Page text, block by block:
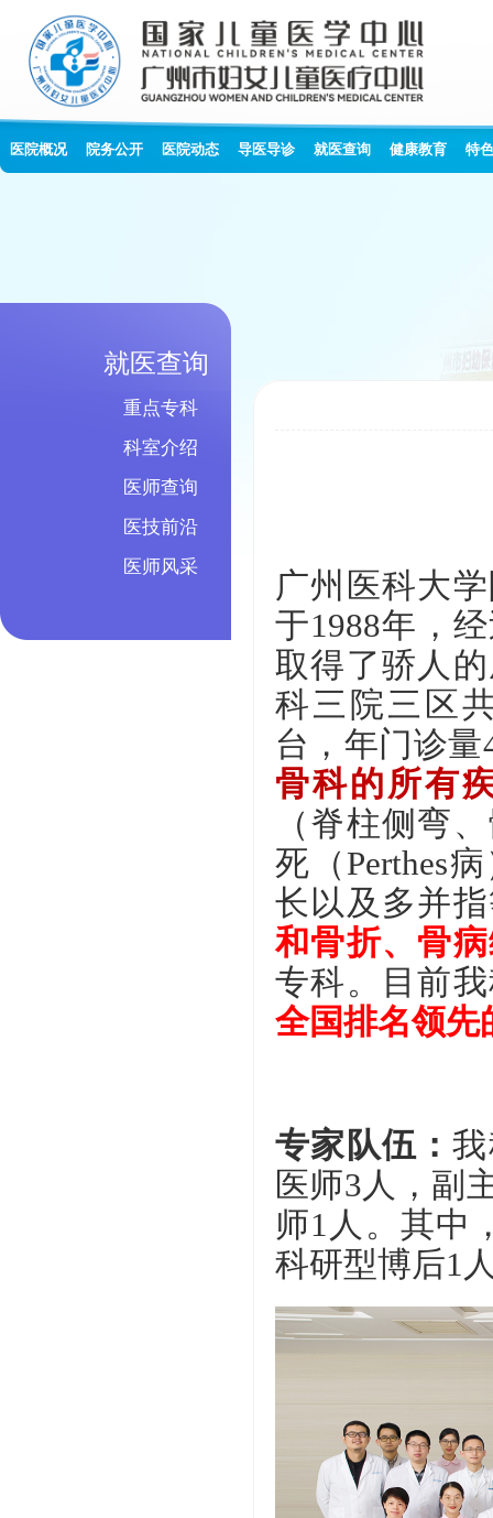
医院概况 院务公开 医院动态 导医导诊 就医查询 健康教育 特
就医查询
重点专科
科室介绍
医师查询
医技前沿
医师风采
广州医科大
于1988年，
取得了骄人
科三院三区
台，年门诊量
骨科的所有
（脊柱侧弯
死（Perthes
长以及多并
和骨折、骨
专科。目前
全国排名领先
专家队伍：
医师3人，副
师1人。其中
科研型博后1